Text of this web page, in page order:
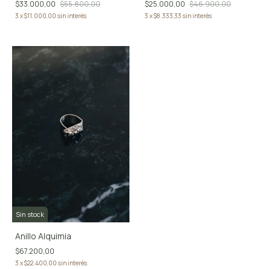
$33.000,00 $55.800,00
3 x$11.000,00 sin interés
$25.000,00 $46.900,00
3 x$8.333,33 sin interés
Sin stock
Anillo Alquimia
$67.200,00
3 x$22.400,00 sin interés